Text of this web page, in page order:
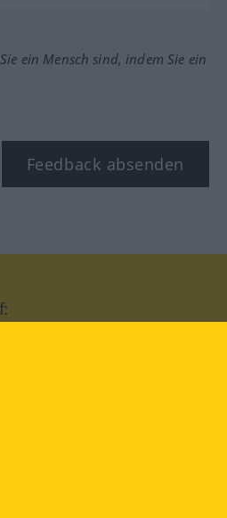
ein Mensch sind, indem Sie ein
Feedback absenden